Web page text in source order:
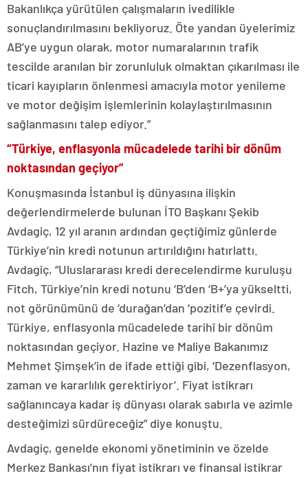
Bakanlıkça yürütülen çalışmaların ivedilikle
sonuçlandırılmasını bekliyoruz. Öte yandan üyelerimiz
AB’ye uygun olarak, motor numaralarının trafik
tescilde aranılan bir zorunluluk olmaktan çıkarılması ile
ticari kayıpların önlenmesi amacıyla motor yenileme
ve motor değişim işlemlerinin kolaylaştırılmasının
sağlanmasını talep ediyor.”
“Türkiye, enflasyonla mücadelede tarihi bir dönüm
noktasından geçiyor”
Konuşmasında İstanbul iş dünyasına ilişkin
değerlendirmelerde bulunan İTO Başkanı Şekib
Avdagiç, 12 yıl aranın ardından geçtiğimiz günlerde
Türkiye’nin kredi notunun artırıldığını hatırlattı.
Avdagiç, “Uluslararası kredi derecelendirme kuruluşu
Fitch, Türkiye’nin kredi notunu ‘B’den ‘B+’ya yükseltti,
not görünümünü de ‘durağan’dan ‘pozitif’e çevirdi.
Türkiye, enflasyonla mücadelede tarihî bir dönüm
noktasından geçiyor. Hazine ve Maliye Bakanımız
Mehmet Şimşek’in de ifade ettiği gibi, ‘Dezenflasyon,
zaman ve kararlılık gerektiriyor’. Fiyat istikrarı
sağlanıncaya kadar iş dünyası olarak sabırla ve azimle
desteğimizi sürdüreceğiz” diye konuştu.
Avdagiç, genelde ekonomi yönetiminin ve özelde
Merkez Bankası’nın fiyat istikrarı ve finansal istikrar